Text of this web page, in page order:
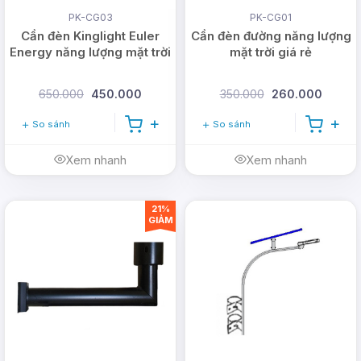
www.dmtsolar.vn
PK-CG03
Cần đèn Kinglight Euler
Energy năng lượng mặt trời
650.000 450.000
So sánh
Xem nhanh
PK-CG01
Cần đèn đường năng lượng
mặt trời giá rẻ
350.000 260.000
So sánh
Xem nhanh
21%
GIẢM